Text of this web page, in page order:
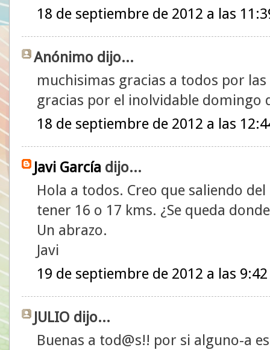
18 de septiembre de 2012 a las
Anónimo dijo...
muchisimas gracias a todos por
gracias por el inolvidable domingo
18 de septiembre de 2012 a las
Javi García dijo...
Hola a todos. Creo que saliendo
tener 16 o 17 kms. ¿Se queda
Un abrazo.
Javi
19 de septiembre de 2012 a las 9:42
JULIO dijo...
Buenas a tod@s!! por si alguno-a